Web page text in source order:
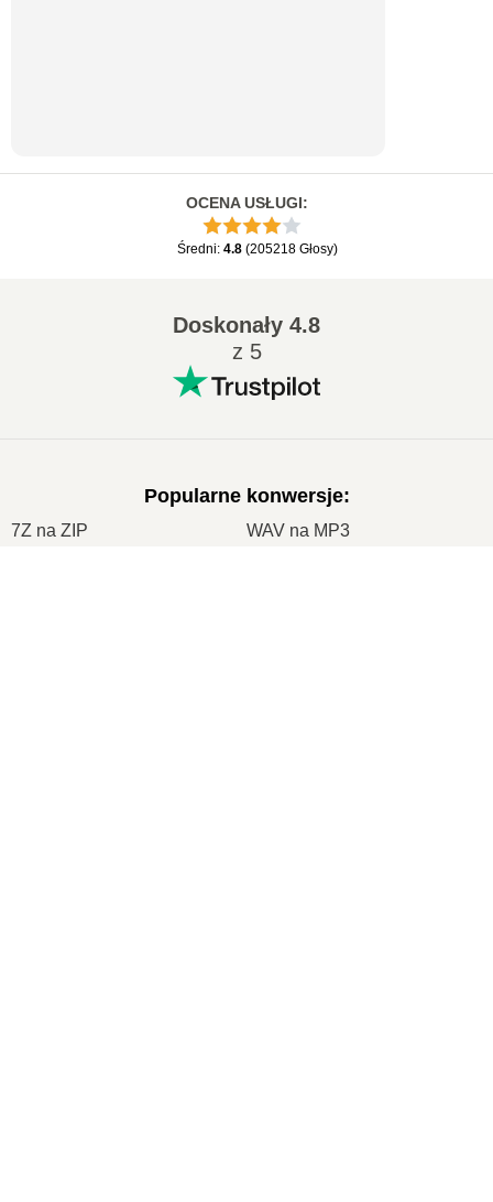
OCENA USŁUGI:
Średni: 4.8 (205218 Głosy)
Doskonały 4.8
z 5
Popularne konwersje:
7Z na ZIP WAV na MP3